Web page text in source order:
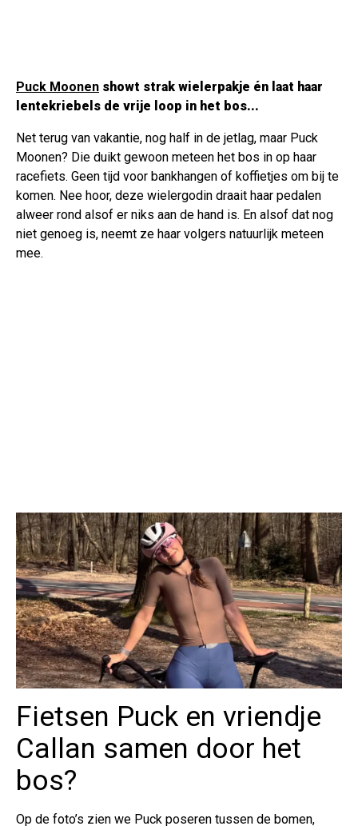
Puck Moonen showt strak wielerpakje én laat haar
lentekriebels de vrije loop in het bos...
Net terug van vakantie, nog half in de jetlag, maar Puck
Moonen? Die duikt gewoon meteen het bos in op haar
racefiets. Geen tijd voor bankhangen of koffietjes om bij te
komen. Nee hoor, deze wielergodin draait haar pedalen
alweer rond alsof er niks aan de hand is. En alsof dat nog
niet genoeg is, neemt ze haar volgers natuurlijk meteen
mee.
Fietsen Puck en vriendje
Callan samen door het
bos?
Op de foto’s zien we Puck poseren tussen de bomen,